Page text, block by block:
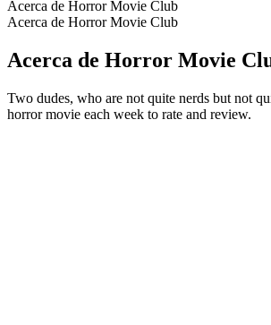
Acerca de Horror Movie Club
Acerca de Horror Movie Club
Acerca de Horror Movie
Two dudes, who are not quite nerds but not
horror movie each week to rate and review.